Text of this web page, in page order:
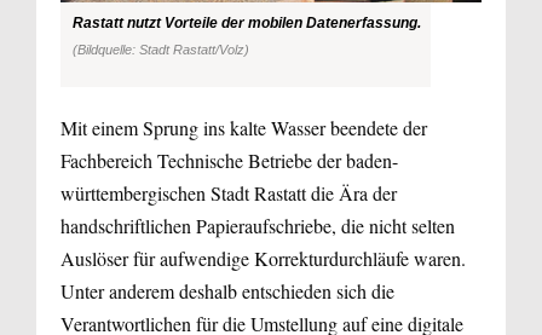
Rastatt nutzt Vorteile der mobilen Datenerfassung.
(Bildquelle: Stadt Rastatt/Volz)
Mit einem Sprung ins kalte Wasser beendete der
Fachbereich Technische Betriebe der baden-
württembergischen Stadt Rastatt die Ära der
handschriftlichen Papieraufschriebe, die nicht selten
Auslöser für aufwendige Korrekturdurchläufe waren.
Unter anderem deshalb entschieden sich die
Verantwortlichen für die Umstellung auf eine digitale